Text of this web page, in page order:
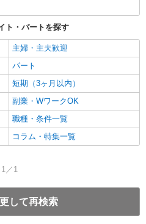
ト・パートを探す
主婦・主夫歓迎
パート
短期（3ヶ月以内）
副業・WワークOK
職種・条件一覧
コラム・特集一覧
1／1
して再検索